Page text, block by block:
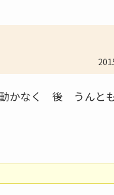
動かなく 後 うん